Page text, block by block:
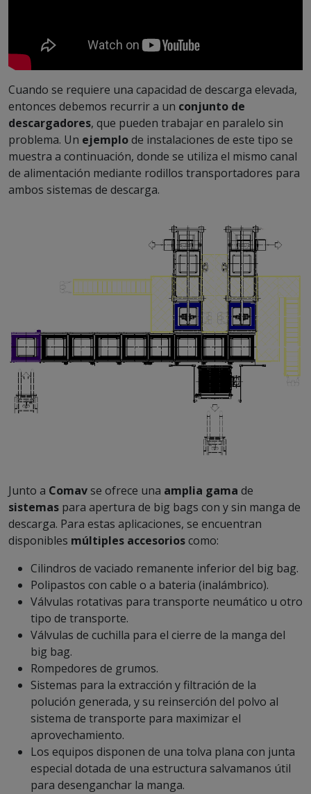
Cuando se requiere una capacidad de descarga elevada,
entonces debemos recurrir a un conjunto de
descargadores, que pueden trabajar en paralelo sin
problema. Un ejemplode instalaciones de este tipo se
muestra a continuación, donde se utiliza el mismo canal
de alimentación mediante rodillos transportadores para
ambos sistemas de descarga.
Junto a Comavse ofrece una amplia gama de
sistemas para apertura de big bags con y sin manga de
descarga. Para estas aplicaciones, se encuentran
disponibles múltiples accesorioscomo:
Cilindros de vaciado remanente inferior del big bag.
Polipastos con cable o a bateria (inalámbrico).
Válvulas rotativas para transporte neumático u otro
tipo de transporte.
Válvulas de cuchilla para el cierre de la manga del
big bag.
Rompedores de grumos.
Sistemas para la extracción y filtración de la
polución generada, y su reinserción del polvo al
sistema de transporte para maximizar el
aprovechamiento.
Los equipos disponen de una tolva plana con junta
especial dotada de una estructura salvamanos útil
para desenganchar la manga.